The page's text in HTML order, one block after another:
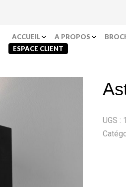
ACCUEIL A PROPOS
ESPACE CLIENT
UGS :